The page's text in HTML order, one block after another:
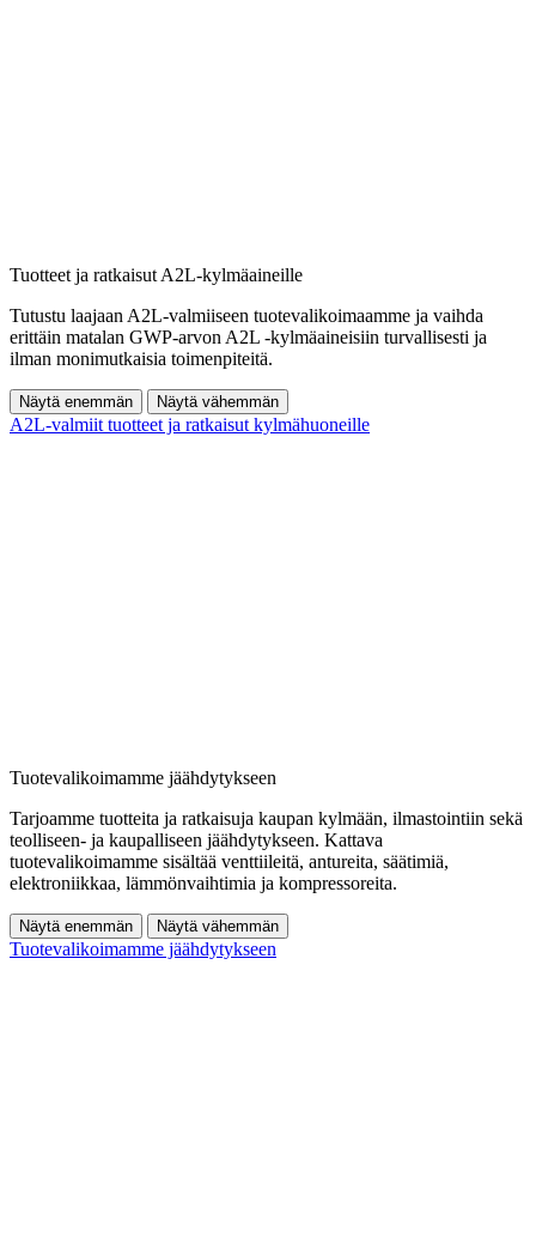
Tuotteet ja ratkaisut A2L-kylmäaineille
Tutustu laajaan A2L-valmiiseen tuotevalikoimaamme ja vaihda
erittäin matalan GWP-arvon A2L -kylmäaineisiin turvallisesti ja
ilman monimutkaisia toimenpiteitä.
Näytä enemmän Näytä vähemmän
A2L-valmiit tuotteet ja ratkaisut kylmähuoneille
Tuotevalikoimamme jäähdytykseen
Tarjoamme tuotteita ja ratkaisuja kaupan kylmään, ilmastointiin sekä
teolliseen- ja kaupalliseen jäähdytykseen. Kattava
tuotevalikoimamme sisältää venttiileitä, antureita, säätimiä,
elektroniikkaa, lämmönvaihtimia ja kompressoreita.
Näytä enemmän Näytä vähemmän
Tuotevalikoimamme jäähdytykseen